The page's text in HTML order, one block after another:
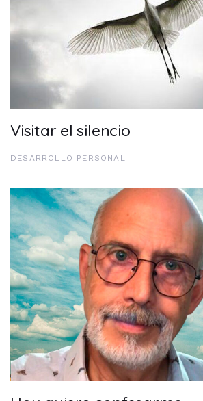
Visitar el silencio
DESARROLLO PERSONAL